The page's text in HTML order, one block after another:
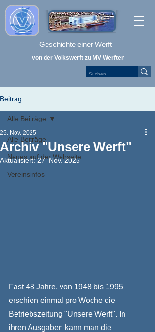
Geschichte einer Werft
von der Volkswerft zu MV Werften
Beitrag
Alle Beiträge
Neues auf der Webseite
Vereinsinfos
Alle Beiträge
Archiv "Unsere Werft"
25. Nov. 2025
Aktualisiert:27. Nov. 2025
Fast 48 Jahre, von 1948 bis 1995,
erschien einmal pro Woche die
Betriebszeitung "Unsere Werft". In
ihren Ausgaben kann man die